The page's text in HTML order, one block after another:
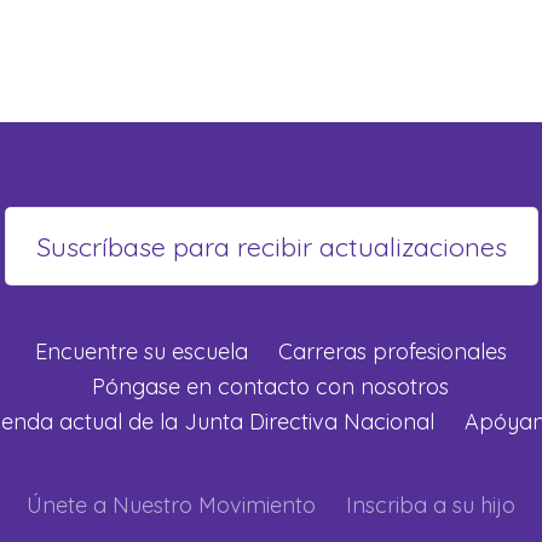
Encuentre su escuela
Carreras profesionales
Póngase en contacto con nosotros
actual de la Junta Directiva Nacional
Únete a Nuestro Movimiento Inscriba a su hijo